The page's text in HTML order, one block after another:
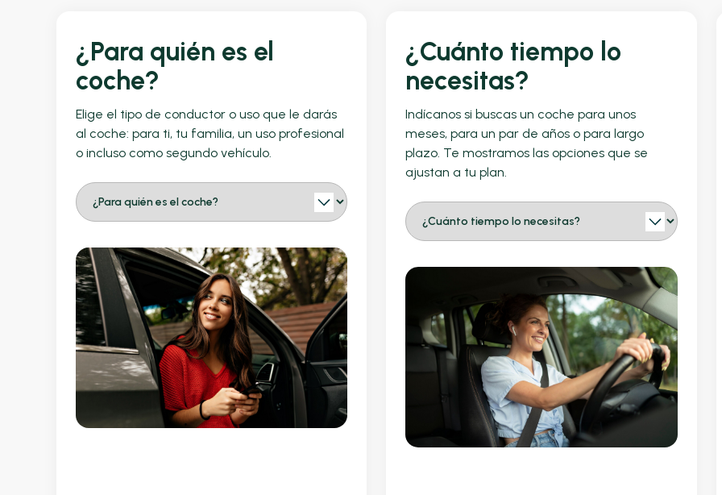
¿Para quién es el
coche?
Elige el tipo de conductor o uso que le darás
al coche: para ti, tu familia, un uso profesional
o incluso como segundo vehículo.
¿Cuánto tiempo lo
necesitas?
Indícanos si buscas un coche para unos
meses, para un par de años o para largo
plazo. Te mostramos las opciones que se
ajustan a tu plan.